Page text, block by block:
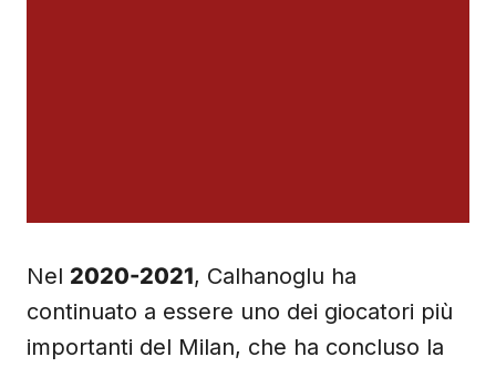
Nel 2020-2021, Calhanoglu ha
continuato a essere uno dei giocatori più
importanti del Milan, che ha concluso la